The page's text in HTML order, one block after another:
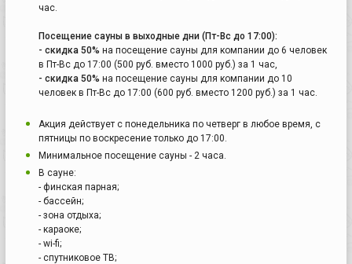
час.
Посещение сауны в выходные дни (Пт-Вс до 17:00):
- скидка 50% на посещение сауны для компании до 6 человек
в Пт-Вс до 17:00 (500 руб. вместо 1000 руб.) за 1 час,
- скидка 50% на посещение сауны для компании до 10
человек в Пт-Вс до 17:00 (600 руб. вместо 1200 руб.) за 1 час.
Акция действует с понедельника по четверг в любое время, с
пятницы по воскресение только до 17:00.
Минимальное посещение сауны - 2 часа.
В сауне:
- финская парная;
- бассейн;
- зона отдыха;
- караоке;
- wi-fi;
- спутниковое ТВ;